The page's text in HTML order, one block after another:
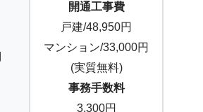
開通工事費
戸建/48,950円
マンション/33,000円
(実質無料)
事務手数料
3,300円